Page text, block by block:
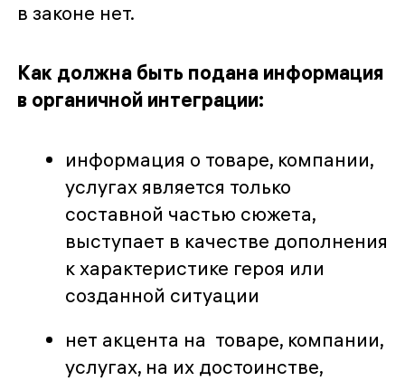
в законе нет.
Как должна быть подана информация
в органичной интеграции:
информация о товаре, компании,
услугах является только
составной частью сюжета,
выступает в качестве дополнения
к характеристике героя или
созданной ситуации
нет акцента на товаре, компании,
услугах, на их достоинстве,